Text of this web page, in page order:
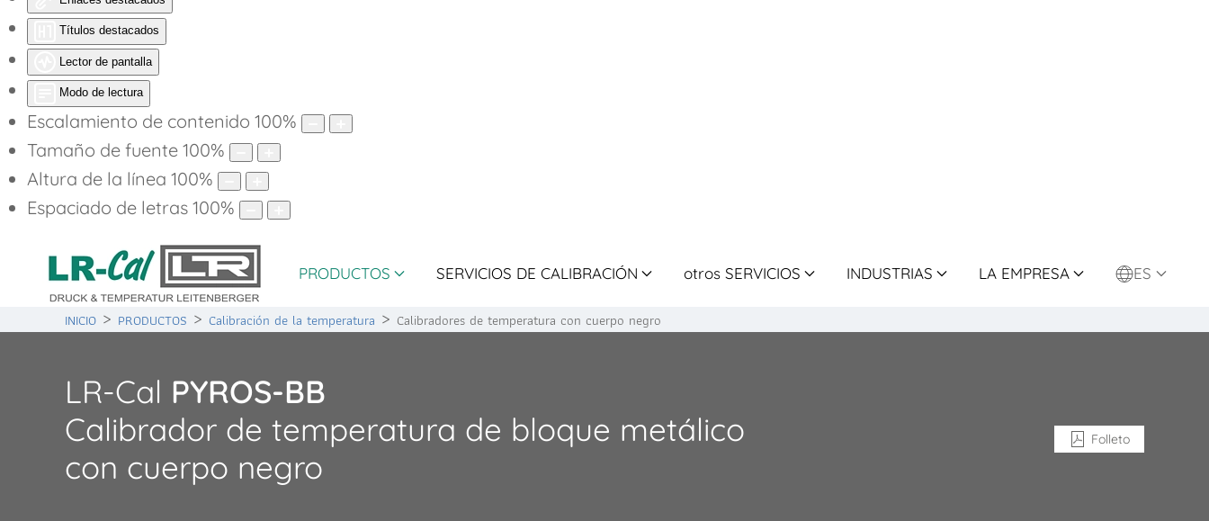
Títulos destacados
Lector de pantalla
Modo de lectura
Escalamiento de contenido 100%
Tamaño de fuente 100%
Altura de la línea 100%
Espaciado de letras 100%
PRODUCTOS SERVICIOS DE CALIBRACIÓN otros SERVICIOS INDUSTRIAS LA EMPRESA ES
INICIO PRODUCTOS Calibración de la temperatura Calibradores de temperatura con cuerpo negro
LR-Cal PYROS-BB
Calibrador de temperatura de bloque metálico
con cuerpo negro
Folleto